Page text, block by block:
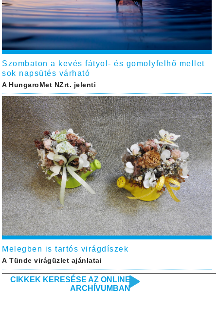
Szombaton a kevés fátyol- és gomolyfelhő mellet
sok napsütés várható
A HungaroMet NZrt. jelenti
Melegben is tartós virágdíszek
A Tünde virágüzlet ajánlatai
CIKKEK KERESÉSE AZ ONLINE
ARCHÍVUMBAN